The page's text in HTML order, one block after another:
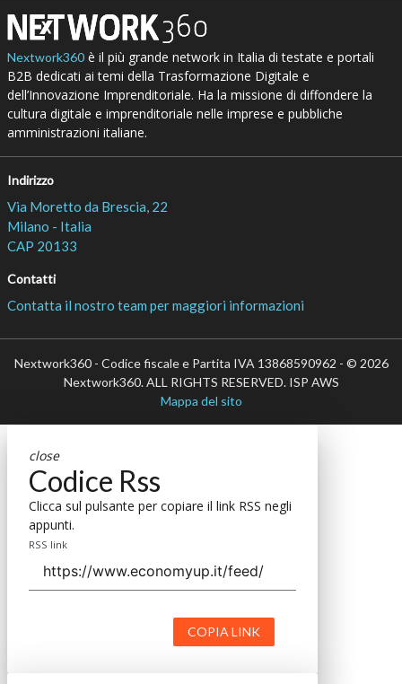
Nextwork360è il più grande network in Italia di testate e portali
B2B dedicati ai temi della Trasformazione Digitale e
dell’Innovazione Imprenditoriale. Ha la missione di diffondere la
cultura digitale e imprenditoriale nelle imprese e pubbliche
amministrazioni italiane.
Indirizzo
Via Moretto da Brescia, 22
Milano - Italia
CAP 20133
Contatti
Contatta il nostro team per maggiori informazioni
Nextwork360 - Codice fiscale e Partita IVA 13868590962 - © 2026
Nextwork360. ALL RIGHTS RESERVED. ISP AWS
Mappa del sito
close
Codice Rss
Clicca sul pulsante per copiare il link RSS negli
appunti.
RSS link
COPIA LINK